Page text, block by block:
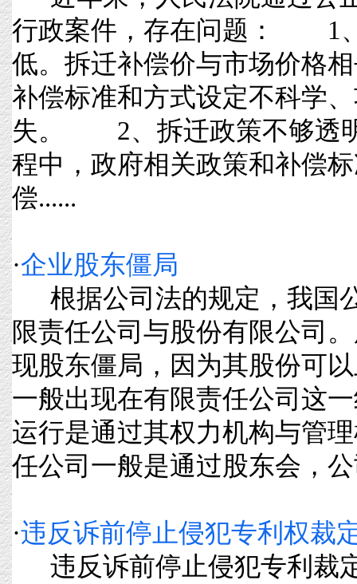
行政案件，存在问题： 1
低。拆迁补偿价与市场价格
补偿标准和方式设定不科学
失。 2、拆迁政策不够透
程中，政府相关政策和补偿
偿......
·企业股东僵局
根据公司法的规定，我国
限责任公司与股份有限公司
现股东僵局，因为其股份可
一般出现在有限责任公司这
运行是通过其权力机构与管
任公司一般是通过股东会，
·违反诉前停止侵犯专利权裁
违反诉前停止侵犯专利裁